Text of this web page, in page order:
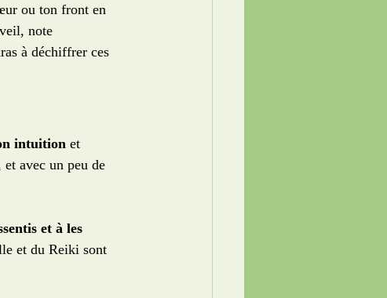
ou ton front en
note
à déchiffrer ces
intuition et
avec un peu de
et à les
et du Reiki sont